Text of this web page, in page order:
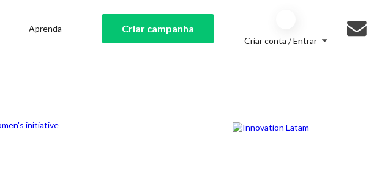
Aprenda Criar campanha
Criar conta / Entrar